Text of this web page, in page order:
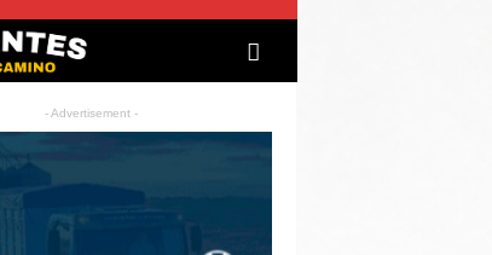
- Advertisement -